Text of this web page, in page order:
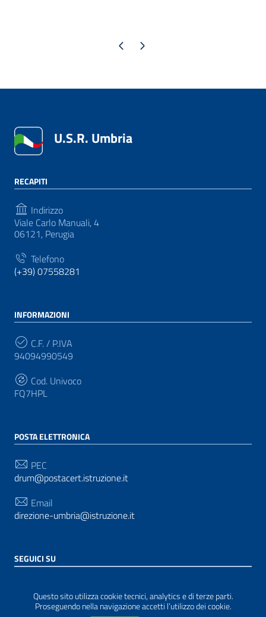
Questo sito utilizza cookie tecnici, analytics e di terze parti.
Proseguendo nella navigazione accetti l’utilizzo dei cookie.
Pagina precedente
Pagina successiva
U.S.R. Umbria
RECAPITI
Indirizzo
Viale Carlo Manuali, 4
06121, Perugia
Telefono
(+39) 07558281
INFORMAZIONI
C.F. / P.IVA
94094990549
Cod. Univoco
FQ7HPL
POSTA ELETTRONICA
PEC
drum@postacert.istruzione.it
Email
direzione-umbria@istruzione.it
SEGUICI SU
WordPress
|Tema grafico ItaliaWP2
| Basato sul